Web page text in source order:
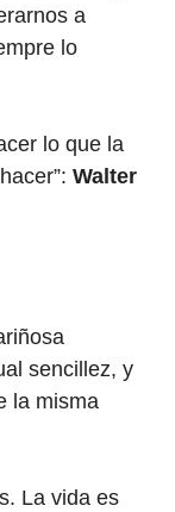
a
lo
lo que la
Walter
sencillez, y
la misma
La vida es